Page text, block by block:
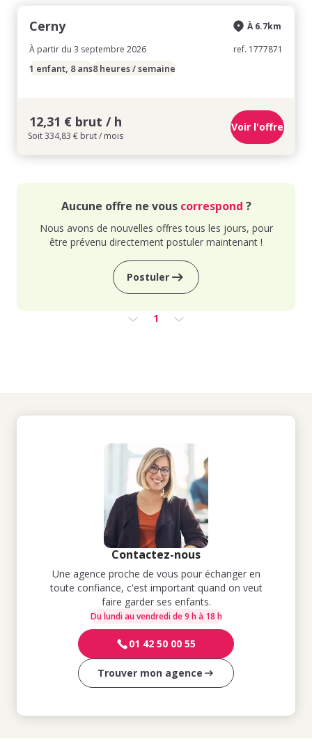
Cerny
À partir du 3 septembre 2026
À 6.7km
ref. 1777871
1 enfant, 8 ans8 heures / semaine
12,31 € brut / h
Soit 334,83 € brut / mois
Voir l'offre
Aucune offre ne vous correspond ?
Nous avons de nouvelles offres tous les jours, pour
être prévenu directement postuler maintenant !
Postuler
1
Contactez-nous
Une agence proche de vous pour échanger en
toute confiance, c'est important quand on veut
faire garder ses enfants.
Du lundi au vendredi de 9 h à 18 h
01 42 50 00 55
Trouver mon agence